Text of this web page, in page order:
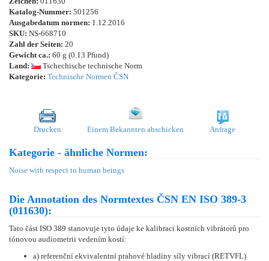
Katalog-Nummer: 501256
Ausgabedatum normen: 1.12.2016
SKU: NS-668710
Zahl der Seiten: 20
Gewicht ca.: 60 g (0.13 Pfund)
Land:
Tschechische technische Norm
Kategorie: Technische Normen ČSN
Drucken Einem Bekannten abschicken Anfrage
Kategorie - ähnliche Normen:
Noise with respect to human beings
Die Annotation des Normtextes ČSN EN ISO 389-3
(011630):
Tato část ISO 389 stanovuje tyto údaje ke kalibraci kostních vibrátorů pro
tónovou audiometrii vedením kostí:
a) referenční ekvivalentní prahové hladiny síly vibrací (RETVFL)